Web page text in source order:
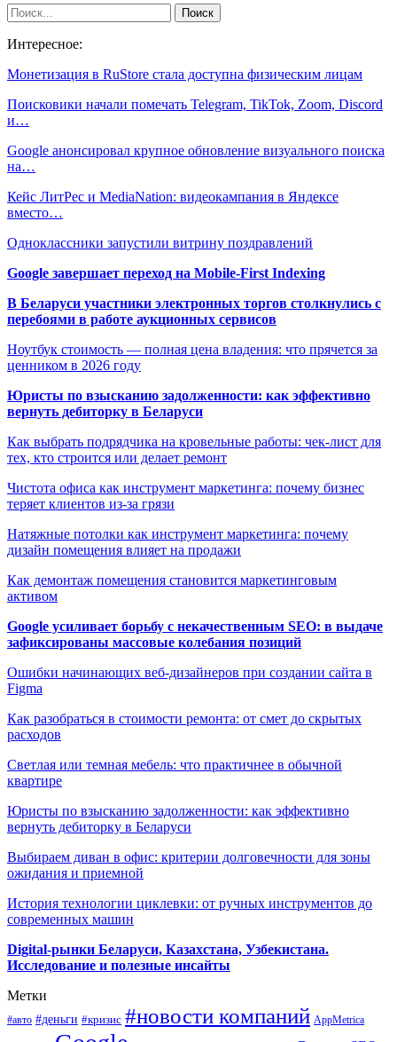
Интересное:
Монетизация в RuStore стала доступна физическим лицам
Поисковики начали помечать Telegram, TikTok, Zoom, Discord
и…
Google анонсировал крупное обновление визуального поиска
на…
Кейс ЛитРес и MediaNation: видеокампания в Яндексе
вместо…
Одноклассники запустили витрину поздравлений
Google завершает переход на Mobile-First Indexing
В Беларуси участники электронных торгов столкнулись с
перебоями в работе аукционных сервисов
Ноутбук стоимость — полная цена владения: что прячется за
ценником в 2026 году
Юристы по взысканию задолженности: как эффективно
вернуть дебиторку в Беларуси
Как выбрать подрядчика на кровельные работы: чек-лист для
тех, кто строится или делает ремонт
Чистота офиса как инструмент маркетинга: почему бизнес
теряет клиентов из-за грязи
Натяжные потолки как инструмент маркетинга: почему
дизайн помещения влияет на продажи
Как демонтаж помещения становится маркетинговым
активом
Google усиливает борьбу с некачественным SEO: в выдаче
зафиксированы массовые колебания позиций
Ошибки начинающих веб-дизайнеров при создании сайта в
Figma
Как разобраться в стоимости ремонта: от смет до скрытых
расходов
Светлая или темная мебель: что практичнее в обычной
квартире
Юристы по взысканию задолженности: как эффективно
вернуть дебиторку в Беларуси
Выбираем диван в офис: критерии долговечности для зоны
ожидания и приемной
История технологии циклевки: от ручных инструментов до
современных машин
Digital-рынки Беларуси, Казахстана, Узбекистана.
Исследование и полезные инсайты
Метки
#авто #деньги #кризис #новости компаний AppMetrica